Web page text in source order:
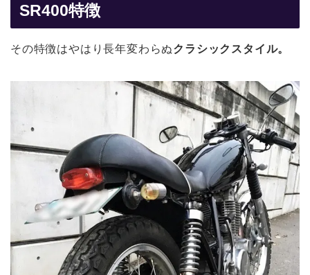
SR400特徴
その特徴はやはり長年変わらぬクラシックスタイル。